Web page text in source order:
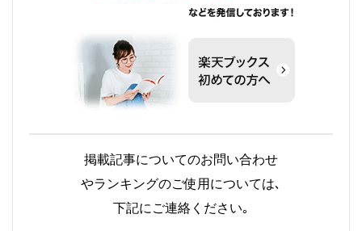
掲載記事についてのお問い合わせ
やランキングのご使用については､
下記にご連絡ください｡